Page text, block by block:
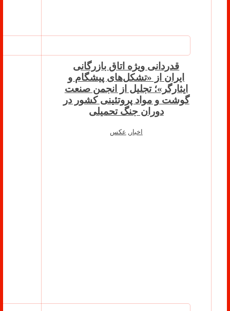
قدردانی ویژه اتاق بازرگانی
ایران از «تشکل‌های پیشگام و
ایثارگر»؛ تجلیل از انجمن صنعت
گوشت و مواد پروتئینی کشور در
دوران جنگ تحمیلی
اخبار, عکس